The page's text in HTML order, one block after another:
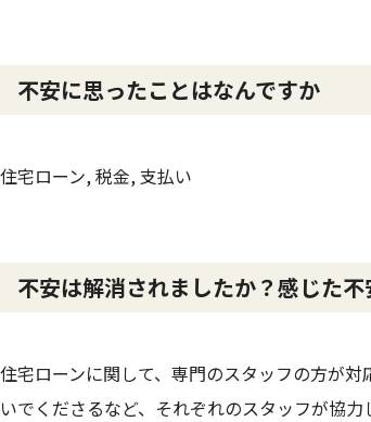
不安に思ったことはなんですか
住宅ローン, 税金, 支払い
不安は解消されましたか？感じた
住宅ローンに関して、専門のスタッフの方が
いでくださるなど、それぞれのスタッフが協力